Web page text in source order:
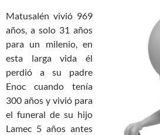
Matusalén vivió 969
años, a solo 31 años
para un milenio, en
esta larga vida él
perdió a su padre
Enoc cuando tenía
300 años y vivió para
el funeral de su hijo
Lamec 5 años antes